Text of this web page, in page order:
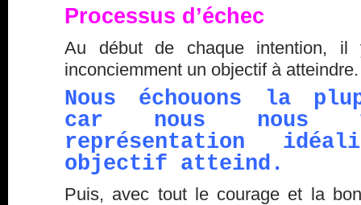
Processus d’échec
Au début de chaque intention, il
inconciemment un objectif à atteindre.
Nous échouons la
car nous nous
représentation
objectif atteind.
Puis, avec tout le courage et la